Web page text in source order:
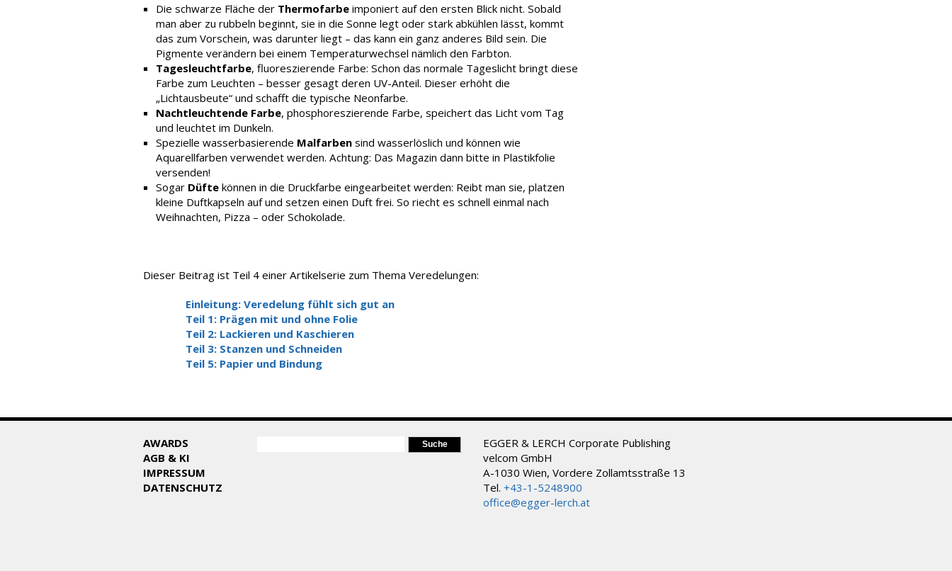
Die schwarze Fläche der Thermofarbe imponiert auf den ersten Blick nicht. Sobald
man aber zu rubbeln beginnt, sie in die Sonne legt oder stark abkühlen lässt, kommt
das zum Vorschein, was darunter liegt – das kann ein ganz anderes Bild sein. Die
Pigmente verändern bei einem Temperaturwechsel nämlich den Farbton.
Tagesleuchtfarbe, fluoreszierende Farbe: Schon das normale Tageslicht bringt diese
Farbe zum Leuchten – besser gesagt deren UV-Anteil. Dieser erhöht die
„Lichtausbeute“ und schafft die typische Neonfarbe.
Nachtleuchtende Farbe, phosphoreszierende Farbe, speichert das Licht vom Tag
und leuchtet im Dunkeln.
Spezielle wasserbasierende Malfarben sind wasserlöslich und können wie
Aquarellfarben verwendet werden. Achtung: Das Magazin dann bitte in Plastikfolie
versenden!
Sogar Düfte können in die Druckfarbe eingearbeitet werden: Reibt man sie, platzen
kleine Duftkapseln auf und setzen einen Duft frei. So riecht es schnell einmal nach
Weihnachten, Pizza – oder Schokolade.
Dieser Beitrag ist Teil 4 einer Artikelserie zum Thema Veredelungen:
Einleitung: Veredelung fühlt sich gut an
Teil 1: Prägen mit und ohne Folie
Teil 2: Lackieren und Kaschieren
Teil 3: Stanzen und Schneiden
Teil 5: Papier und Bindung
AWARDS
AGB & KI
IMPRESSUM
DATENSCHUTZ
EGGER & LERCH Corporate Publishing
velcom GmbH
A-1030 Wien, Vordere Zollamtsstraße 13
Tel. +43-1-5248900
office@egger-lerch.at